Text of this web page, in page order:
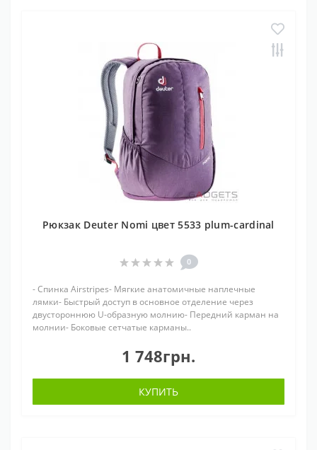
Рюкзак Deuter Nomi цвет 5533 plum-cardinal
0
- Спинка Airstripes- Мягкие анатомичные наплечные
лямки- Быстрый доступ в основное отделение через
двустороннюю U-образную молнию- Передний карман на
молнии- Боковые сетчатые карманы..
1 748грн.
КУПИТЬ